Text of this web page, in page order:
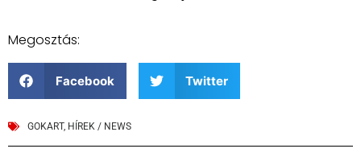
Megosztás:
Facebook Twitter
GOKART, HÍREK / NEWS